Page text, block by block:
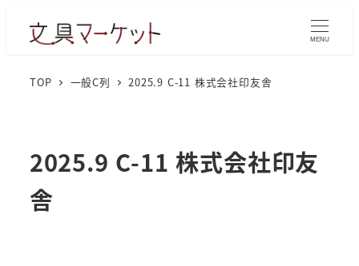
MENU
TOP 一般C列 2025.9 C-11 株式会社印友舎
2025.9 C-11 株式会社印友
舎